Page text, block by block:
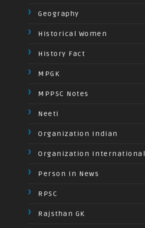
Geography
Historical Women
History Fact
MPGK
MPPSC Notes
Neeti
Organization Indian
Organization International
Person In News
RPSC
Rajsthan GK